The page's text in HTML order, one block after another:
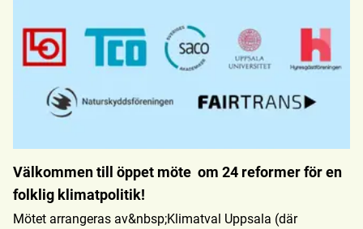
Välkommen till öppet möte om 24 reformer för en
folklig klimatpolitik!
Mötet arrangeras av&nbsp;Klimatval Uppsala (där